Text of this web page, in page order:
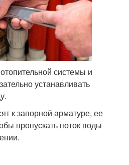
системы и
устанавливать
к запорной арматуре, ее
пропускать поток воды